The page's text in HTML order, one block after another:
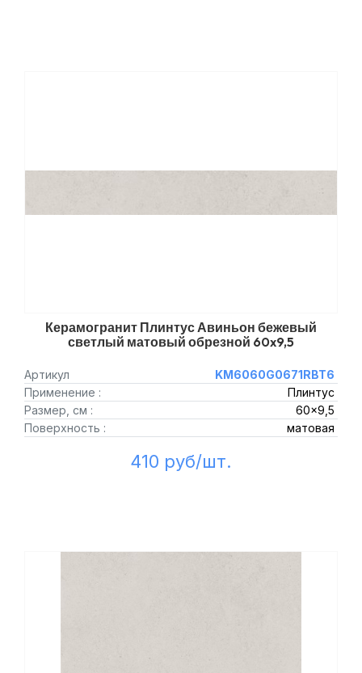
Керамогранит Плинтус Авиньон бежевый
светлый матовый обрезной 60x9,5
Артикул
KM6060G0671RBT6
Применение :
Плинтус
Размер, см :
60x9,5
Поверхность :
матовая
410 руб/шт.